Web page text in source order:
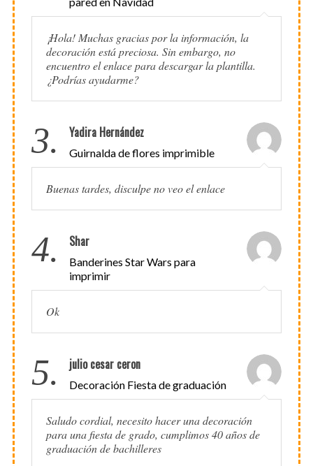
¡Hola! Muchas gracias por la información, la
decoración está preciosa. Sin embargo, no
encuentro el enlace para descargar la plantilla.
¿Podrías ayudarme?
3. Yadira Hernández
Guirnalda de flores imprimible
Buenas tardes, disculpe no veo el enlace
4. Shar
Banderines Star Wars para
imprimir
Ok
5. julio cesar ceron
Decoración Fiesta de graduación
Saludo cordial, necesito hacer una decoración
para una fiesta de grado, cumplimos 40 años de
graduación de bachilleres